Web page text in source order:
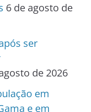
6 de agosto de
ser
de 2026
em
e em